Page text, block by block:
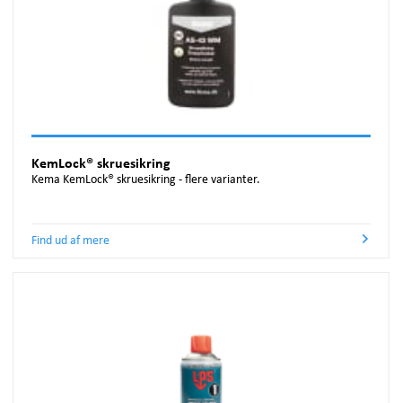
KemLock® skruesikring
Kema KemLock® skruesikring - flere varianter.
Find ud af mere